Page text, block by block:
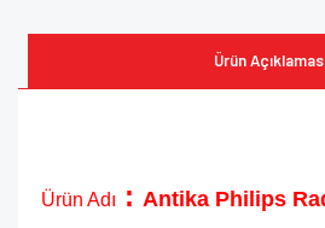
Ürün
Ürün Adı : Antika Philips